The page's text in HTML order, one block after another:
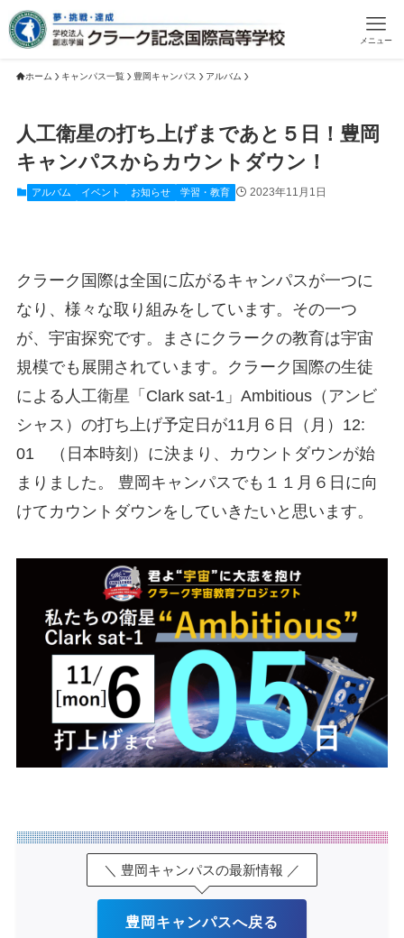
メニュー
ホーム キャンパス一覧 豊岡キャンパス アルバム
人工衛星の打ち上げまであと５日！豊岡
キャンパスからカウントダウン！
アルバム イベント お知らせ 学習・教育 2023年11月1日
クラーク国際は全国に広がるキャンパスが一つに
なり、様々な取り組みをしています。その一つ
が、宇宙探究です。まさにクラークの教育は宇宙
規模でも展開されています。クラーク国際の生徒
による人工衛星「Clark sat-1」Ambitious（アンビ
シャス）の打ち上げ予定日が11月６日（月）12:
01 （日本時刻）に決まり、カウントダウンが始
まりました。 豊岡キャンパスでも１１月６日に向
けてカウントダウンをしていきたいと思います。
＼ 豊岡キャンパスの最新情報 ／
豊岡キャンパスへ戻る